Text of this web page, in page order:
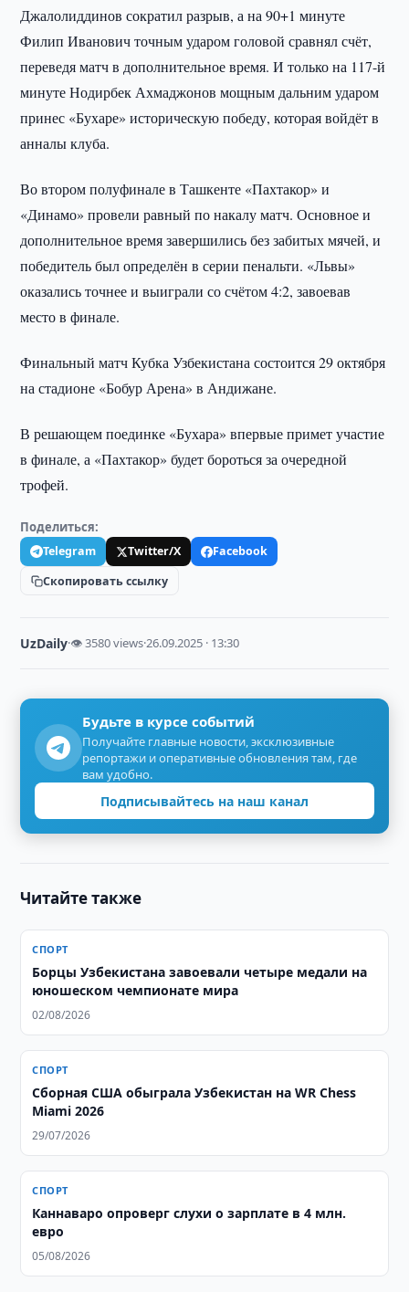
Джалолиддинов сократил разрыв, а на 90+1 минуте
Филип Иванович точным ударом головой сравнял счёт,
переведя матч в дополнительное время. И только на 117-й
минуте Нодирбек Ахмаджонов мощным дальним ударом
принес «Бухаре» историческую победу, которая войдёт в
анналы клуба.
Во втором полуфинале в Ташкенте «Пахтакор» и
«Динамо» провели равный по накалу матч. Основное и
дополнительное время завершились без забитых мячей, и
победитель был определён в серии пенальти. «Львы»
оказались точнее и выиграли со счётом 4:2, завоевав
место в финале.
Финальный матч Кубка Узбекистана состоится 29 октября
на стадионе «Бобур Арена» в Андижане.
В решающем поединке «Бухара» впервые примет участие
в финале, а «Пахтакор» будет бороться за очередной
трофей.
Поделиться:
Telegram Twitter/X
Facebook
Скопировать ссылку
UzDaily·👁 3580 views·26.09.2025 · 13:30
Будьте в курсе событий
Получайте главные новости, эксклюзивные
репортажи и оперативные обновления там, где
вам удобно.
Подписывайтесь на наш канал
Читайте также
СПОРТ
Борцы Узбекистана завоевали четыре медали на
юношеском чемпионате мира
02/08/2026
СПОРТ
Сборная США обыграла Узбекистан на WR Chess
Miami 2026
29/07/2026
СПОРТ
Каннаваро опроверг слухи о зарплате в 4 млн.
евро
05/08/2026